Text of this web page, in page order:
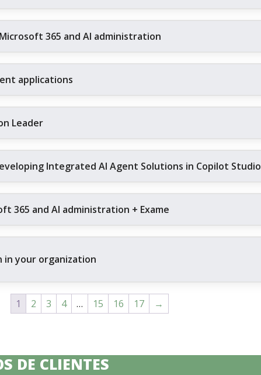
365 and AI administration
applications
Leader
Integrated AI Agent Solutions in Copilot Studio
365 and AI administration + Exame
in your organization
1 2 3 4 … 15 16 17 →
DE CLIENTES